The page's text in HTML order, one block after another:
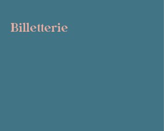
Billetterie